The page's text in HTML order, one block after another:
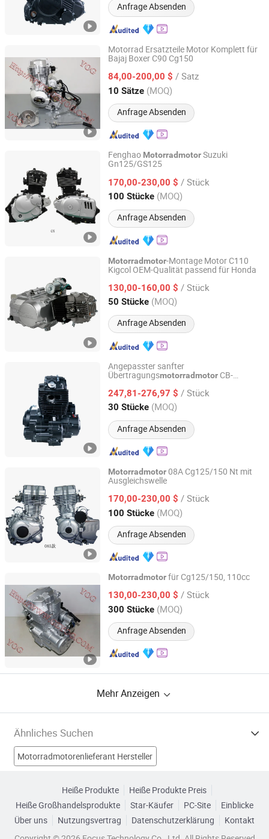
Anfrage Absenden
Motorrad Ersatzteile Motor Komplett für
Bajaj Boxer C90 Cg150
84,00-200,00 $ / Satz
10 Sätze (MOQ)
Anfrage Absenden
Yog Auto Mobile Parts Co., Ltd.
Guangdong, China Seit 2010
Fenghao MotorradmotorSuzuki
Gn125/GS125
170,00-230,00 $ / Stück
100 Stücke (MOQ)
Anfrage Absenden
GUANGZHOU FENGHAO MOTORCYCLE INDUSTRY CO.,
LTD.
Guangdong, China
Motorradmotor-Montage Motor C110
Kigcol OEM-Qualität passend für Honda
130,00-160,00 $ / Stück
50 Stücke (MOQ)
Anfrage Absenden
Chongqing Kalida Industry Co., Ltd.
Chongqing, China Seit 2023
Angepasster sanfter
Übertragungsmotorradmotor CB-
gebrauchte Dirtbike zum Verkauf Motor
247,81-276,97 $ / Stück
30 Stücke (MOQ)
Anfrage Absenden
Chongqing Shineray Motorcycle Co., Ltd.
Chongqing, China Seit 2026
Motorradmotor08A Cg125/150 Nt mit
Ausgleichswelle
170,00-230,00 $ / Stück
100 Stücke (MOQ)
Anfrage Absenden
GUANGZHOU FENGHAO MOTORCYCLE INDUSTRY CO.,
LTD.
Guangdong, China Seit 2022
Motorradmotorfür Cg125/150, 110cc
130,00-230,00 $ / Stück
300 Stücke (MOQ)
Anfrage Absenden
Yog Auto Mobile Parts Co., Ltd.
Guangdong, China Seit 2010
Mehr Anzeigen
Ähnliches Suchen
Motorradmotorenlieferant Hersteller
Motorrad Hersteller Elektrischer Motorradmotor Fabriken
Heiße Produkte
Heiße Produkte Preis
Heiße Großhandelsprodukte
Star-Käufer PC-Site
Einblicke
Über uns
Nutzungsvertrag Datenschutzerklärung
Kontakt